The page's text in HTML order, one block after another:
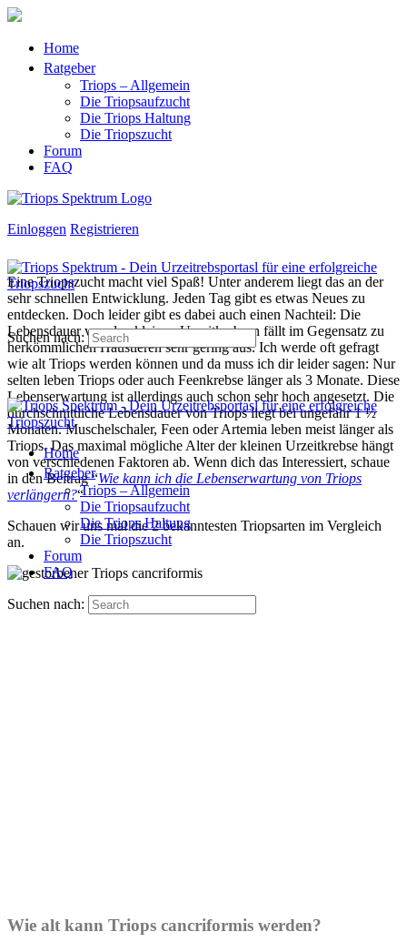
Home
Ratgeber
Triops – Allgemein
Die Triopsaufzucht
Die Triops Haltung
Die Triopszucht
Forum
FAQ
Einloggen Registrieren
Suchen nach:
Home
Ratgeber
Triops – Allgemein
Die Triopsaufzucht
Die Triops Haltung
Die Triopszucht
Forum
FAQ
Suchen nach:
Eine Triopszucht macht viel Spaß! Unter anderem liegt das an der
sehr schnellen Entwicklung. Jeden Tag gibt es etwas Neues zu
entdecken. Doch leider gibt es dabei auch einen Nachteil: Die
Lebensdauer von den kleinen Urzeitkrebsen fällt im Gegensatz zu
herkömmlichen Haustieren sehr gering aus. Ich werde oft gefragt
wie alt Triops werden können und da muss ich dir leider sagen: Nur
selten leben Triops oder auch Feenkrebse länger als 3 Monate. Diese
Lebenserwartung ist allerdings auch schon sehr hoch angesetzt. Die
durchschnittliche Lebensdauer von Triops liegt bei ungefähr 1 ½
Monaten. Muschelschaler, Feen oder Artemia leben meist länger als
Triops. Das maximal mögliche Alter der kleinen Urzeitkrebse hängt
von verschiedenen Faktoren ab. Wenn dich das Interessiert, schaue
in den Beitrag “Wie kann ich die Lebenserwartung von Triops
verlängern?“
Schauen wir uns mal die 2 bekanntesten Triopsarten im Vergleich
an.
Wie alt kann Triops cancriformis werden?